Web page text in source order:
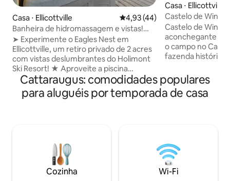
Casa ⋅ Ellicottville 4,93 de uma avaliação média
4,93 (44)
Banheira de hidromassagem e vistas!
The Eagles Nest, fuga de casais
➤ Experimente o Eagles Nest em
Ellicottville, um retiro privado de 2 acres
com vistas deslumbrantes do Holimont
Ski Resort! ★ Aproveite a piscina
privativa aquecida (sazonal, de 1/5 a
15/10), a banheira de hidromassagem
externa, a lareira externa e o melhor
aconchegantes • 5 minutos para o
centro da cidade e resorts de esqui ✔
Espaço suficiente para famílias ou casais,
luas de mel Perfeito para relaxamento
Casa ⋅ Ellicottville
Castelo de
acolhedora em
Castelo de
aconchegante de
o campo no
fazenda histórica
Ellicottville.
1900 e ampliada
casa oferece
compartilhadas.
inclui um lago
captura e
distância de
Cattaraugus: comodidades populares
para aluguéis por temporada de casa
Cozinha Wi-Fi